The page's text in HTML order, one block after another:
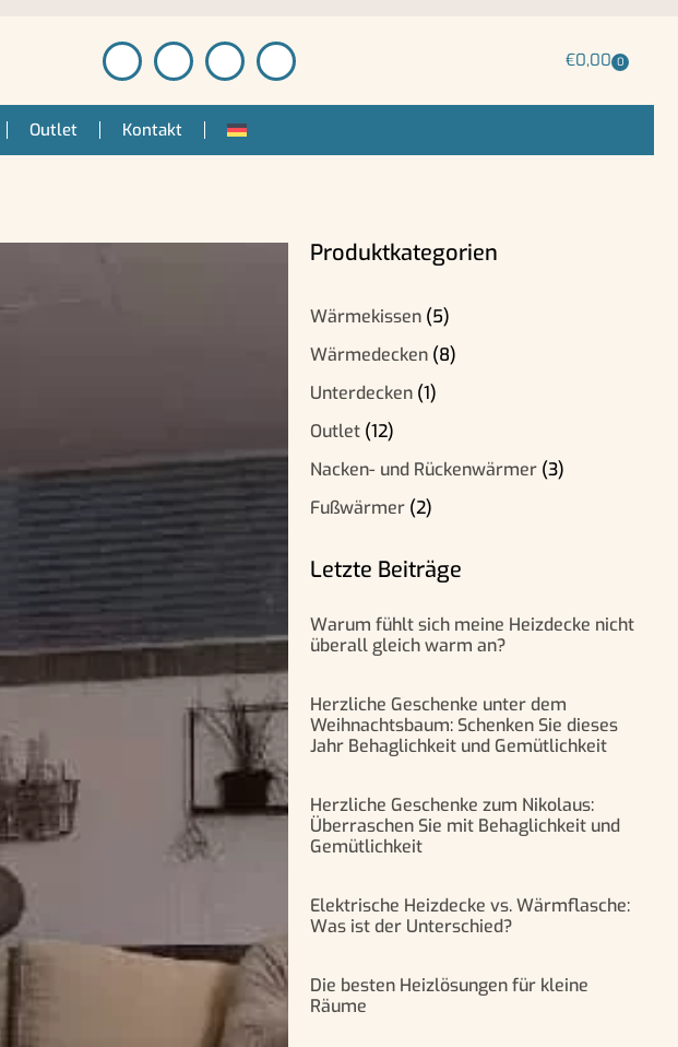
€0,00 0
Outlet Kontakt
Produktkategorien
Wärmekissen (5)
Wärmedecken (8)
Unterdecken (1)
Outlet (12)
Nacken- und Rückenwärmer (3)
Fußwärmer (2)
Letzte Beiträge
Warum fühlt sich meine Heizdecke nicht
überall gleich warm an?
Herzliche Geschenke unter dem
Weihnachtsbaum: Schenken Sie dieses
Jahr Behaglichkeit und Gemütlichkeit
Herzliche Geschenke zum Nikolaus:
Überraschen Sie mit Behaglichkeit und
Gemütlichkeit
Elektrische Heizdecke vs. Wärmflasche:
Was ist der Unterschied?
Die besten Heizlösungen für kleine
Räume